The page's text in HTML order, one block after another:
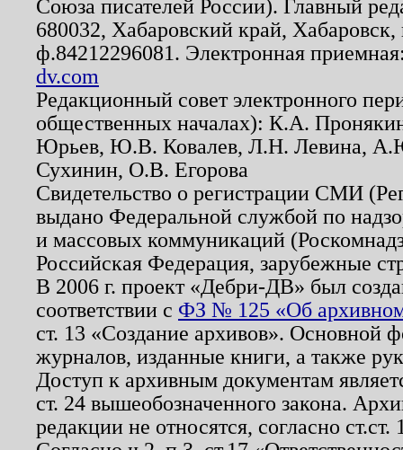
Союза писателей России). Главный
680032, Хабаровский край,
ф.84212296081. Электронная
dv.com
Редакционный совет электронного
общественных началах): К.А.
Юрьев, Ю.В. Ковалев, Л.Н. Левина,
Сухинин, О.В. Егорова
Свидетельство о регистрации СМИ
выдано Федеральной службой по
и массовых коммуникаций
Российская Федерация, зарубежные
В 2006 г. проект «Дебри-ДВ» был
соответствии с ФЗ № 125 «Об
ст. 13 «Создание архивов». Основной
журналов, изданные книги, а также
Доступ к архивным документам
ст. 24 вышеобозначенного закона.
редакции не относятся, согласно